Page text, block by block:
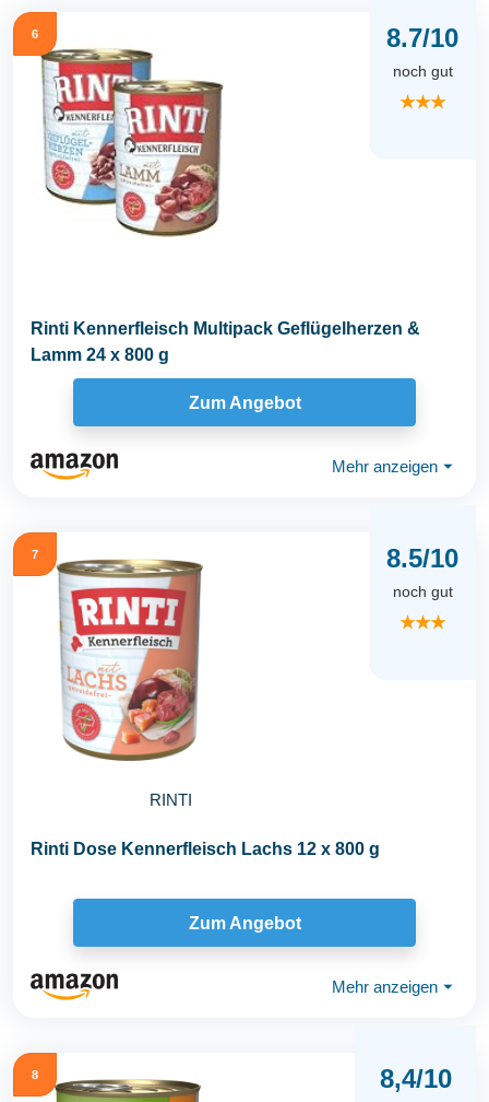
6 8.7/10
noch gut
★★★
Rinti Kennerfleisch Multipack Geflügelherzen &
Lamm 24 x 800 g
Zum Angebot
Mehr anzeigen ⏷
7
RINTI
8.5/10
noch gut
★★★
Rinti Dose Kennerfleisch Lachs 12 x 800 g
Zum Angebot
Mehr anzeigen ⏷
8 8,4/10